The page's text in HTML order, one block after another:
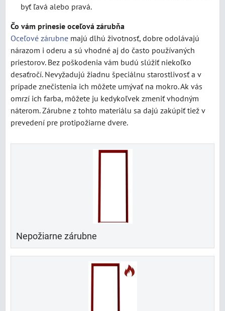
byť ľavá alebo pravá.
Čo vám prinesie oceľová zárubňa
Oceľové zárubne majú dlhú životnosť, dobre odolávajú
nárazom i oderu a sú vhodné aj do často používaných
priestorov. Bez poškodenia vám budú slúžiť niekoľko
desaťročí. Nevyžadujú žiadnu špeciálnu starostlivosť a v
prípade znečistenia ich môžete umývať na mokro. Ak vás
omrzí ich farba, môžete ju kedykoľvek zmeniť vhodným
náterom. Zárubne z tohto materiálu sa dajú zakúpiť tiež v
prevedení pre protipožiarne dvere.
Nepožiarne zárubne